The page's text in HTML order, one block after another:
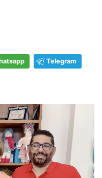
Telegram